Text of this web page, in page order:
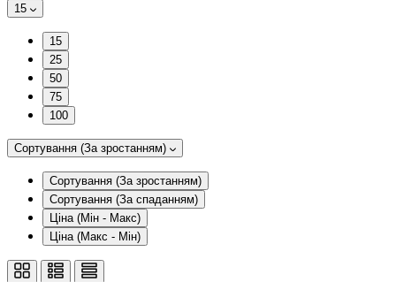
15
15
25
50
75
100
Сортування (За зростанням)
Сортування (За зростанням)
Сортування (За спаданням)
Ціна (Мін - Макс)
Ціна (Макс - Мін)